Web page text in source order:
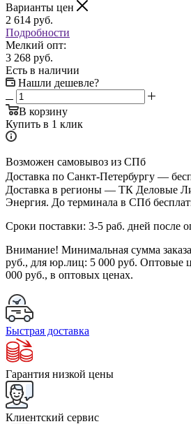
Варианты цен
2 614 руб.
Подробности
Мелкий опт:
3 268 руб.
Есть в наличии
Нашли дешевле?
В корзину
Купить в 1 клик
Возможен самовывоз из СПб
Доставка по Санкт-Петербургу —
Доставка в регионы — ТК Деловые
Энергия. До терминала в СПб
Сроки поставки: 3-5 раб. дней после
Внимание! Минимальная сумма
руб., для юр.лиц: 5 000 руб. Оптовые
000 руб., в оптовых ценах.
Быстрая доставка
Гарантия низкой цены
Клиентский сервис